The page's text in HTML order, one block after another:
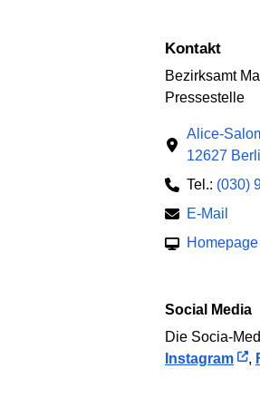
Kontakt
Bezirksamt
Pressestelle
Alice-
12627
Tel.: (030)
E-Mail
Homepage
Social Media
Die Socia-
Instagram
,